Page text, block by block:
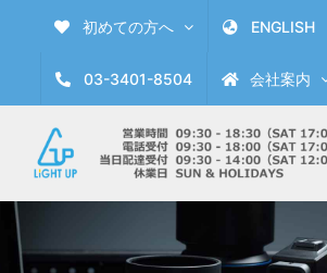
初めての方へ ENGLISH
03-3401-8504 会社案内